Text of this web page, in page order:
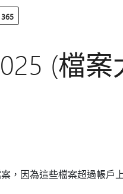
(檔案
，因為這些檔案超過帳戶